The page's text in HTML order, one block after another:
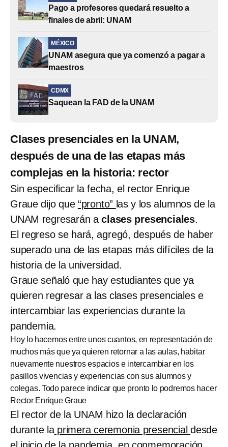
Pago a profesores quedará resuelto a
finales de abril: UNAM
MÉXICO
UNAM asegura que ya comenzó a pagar a
maestros
CDMX
Saquean la FAD de la UNAM
Clases presenciales en la UNAM,
después de una de las etapas más
complejas en la historia: rector
Sin especificar la fecha, el rector Enrique
Graue dijo que “pronto” las y los alumnos de la
UNAM regresarán aclases presenciales.
El regreso se hará, agregó, después de haber
superado una de las etapas más difíciles de la
historia de la universidad.
Graue señaló que hay estudiantes que ya
quieren regresar a las clases presenciales e
intercambiar las experiencias durante la
pandemia.
Hoy lo hacemos entre unos cuantos, en representación de
muchos más que ya quieren retornar a las aulas, habitar
nuevamente nuestros espacios e intercambiar en los
pasillos vivencias y experiencias con sus alumnos y
colegas. Todo parece indicar que pronto lo podremos hacer
Rector Enrique Graue
El rector de la UNAM hizo la declaración
durante laprimera ceremonia presencialdesde